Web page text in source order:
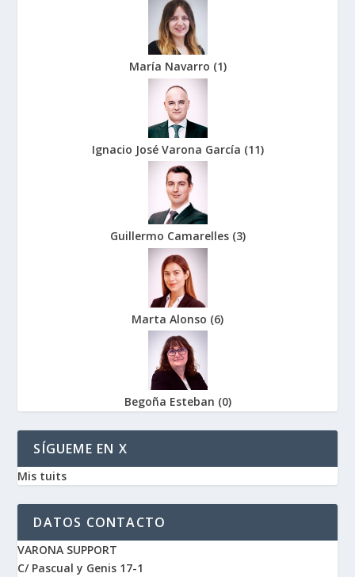
María Navarro (1)
Ignacio José Varona García (11)
Guillermo Camarelles (3)
Marta Alonso (6)
Begoña Esteban (0)
SÍGUEME EN X
Mis tuits
DATOS CONTACTO
VARONA SUPPORT
C/ Pascual y Genis 17-1